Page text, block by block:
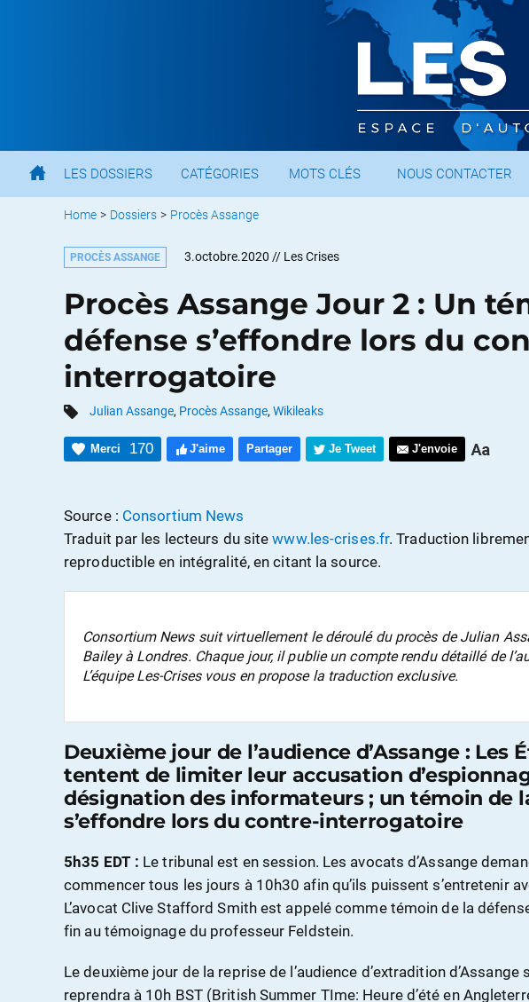
LES DOSSIERS CATÉGORIES MOTS CLÉS NOUS CONTACTER
Home > Dossiers > Procès Assange
PROCÈS ASSANGE 3.octobre.2020 // Les Crises
Procès Assange Jour 2 : Un
défense s’effondre lors du
interrogatoire
Julian Assange, Procès Assange, Wikileaks
Merci 170 J'aime Partager Je Tweet J'envoie
Source : Consortium News
Traduit par les lecteurs du sitewww.les-crises.fr. Traduction
reproductible en intégralité, en citant la source.
Consortium News suit virtuellement le déroulé du procès de Julian
Bailey à Londres. Chaque jour, il publie un compte rendu détaillé de
L’équipeLes-Crisesvous en propose la traduction exclusive.
Deuxième jour de l’audience d’Assange : Les
tentent de limiter leur accusation
désignation des informateurs ; un témoin de
s’effondre lors du contre-interrogatoire
5h35 EDT : Le tribunal est en session. Les avocats d’Assange
commencer tous les jours à 10h30 afin qu’ils puissent s’entretenir
L’avocat Clive Stafford Smith est appelé comme témoin de la
fin au témoignage du professeur Feldstein.
Le deuxième jour de la reprise de l’audience d’extradition d’Assange
reprendra à 10h BST (British Summer TIme: Heure d’été en